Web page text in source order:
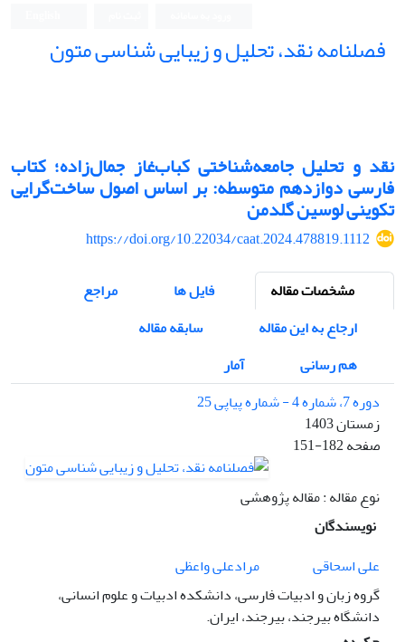
فصلنامه نقد، تحلیل و زیبایی شناسی متون
نقد و تحلیل جامعه‌شناختی کباب‌غاز جمال‌زاده؛ کتاب
فارسی دوازدهم متوسطه: بر اساس اصول ساخت‌گرایی
تکوینی لوسین گلدمن
https://doi.org/10.22034/caat.2024.478819.1112
مشخصات مقاله
فایل ها
مراجع
ارجاع به این مقاله
سابقه مقاله
هم رسانی
آمار
دوره 7، شماره 4 - شماره پیاپی 25
زمستان 1403
صفحه151-182
نوع مقاله : مقاله پژوهشی
نویسندگان
علی اسحاقی
مراد‌علی واعظی
گروه زبان و ادبیات فارسی، دانشکده ادبیات و علوم انسانی،
دانشگاه بیرجند، بیرجند، ایران.